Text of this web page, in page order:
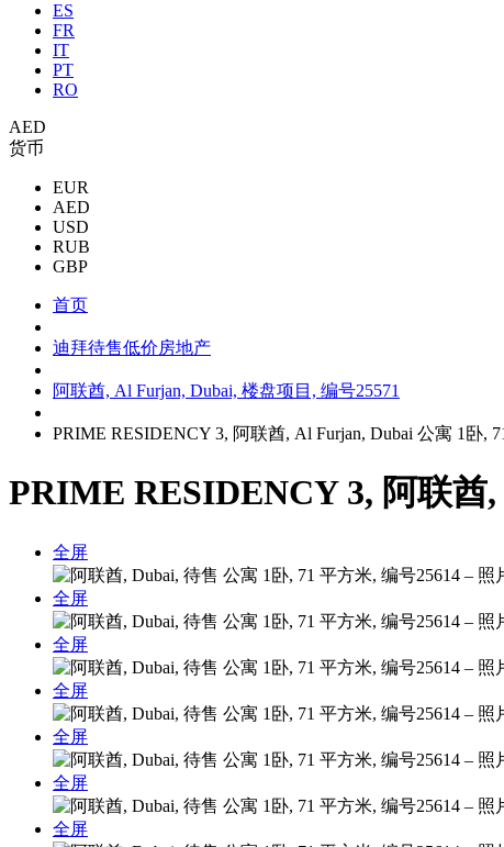
ES
FR
IT
PT
RO
AED
货币
EUR
AED
USD
RUB
GBP
首页
迪拜待售低价房地产
阿联酋, Al Furjan, Dubai, 楼盘项目, 编号25571
PRIME RESIDENCY 3, 阿联酋, Al Furjan, Dubai 公寓 1卧,
PRIME RESIDENCY 3, 阿联酋
全屏
全屏
全屏
全屏
全屏
全屏
全屏